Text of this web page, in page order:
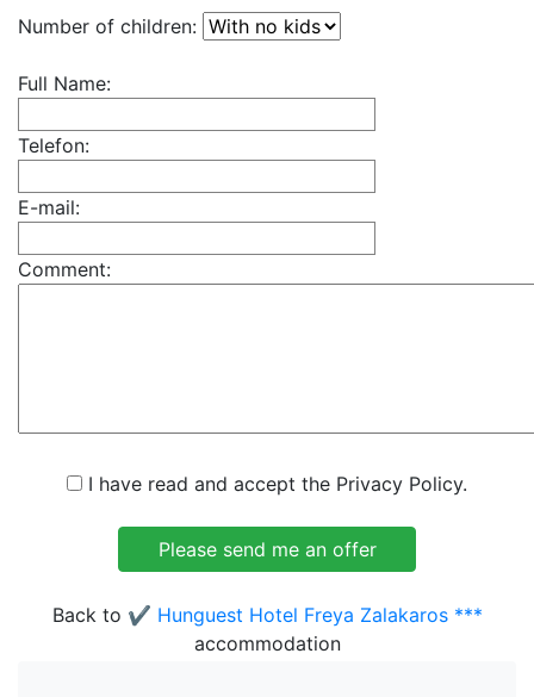
Number of children:
Full Name:
Telefon:
E-mail:
Comment:
I have read and accept the Privacy Policy.
Back to ✔️ Hunguest Hotel Freya Zalakaros ***
accommodation